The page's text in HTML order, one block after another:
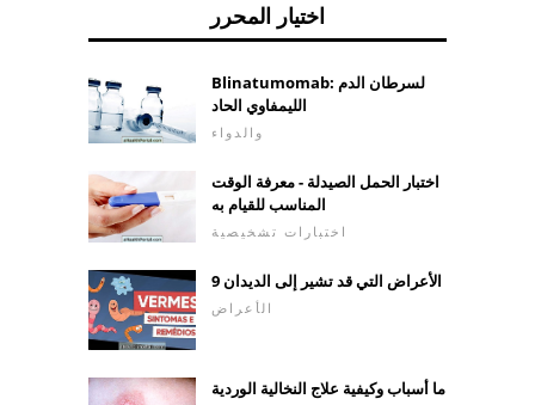
اختيار المحرر
Blinatumomab: لسرطان الدم
الليمفاوي الحاد
والدواء
اختبار الحمل الصيدلة - معرفة الوقت
المناسب للقيام به
اختبارات تشخيصية
9 الأعراض التي قد تشير إلى الديدان
الأعراض
ما أسباب وكيفية علاج النخالية الوردية